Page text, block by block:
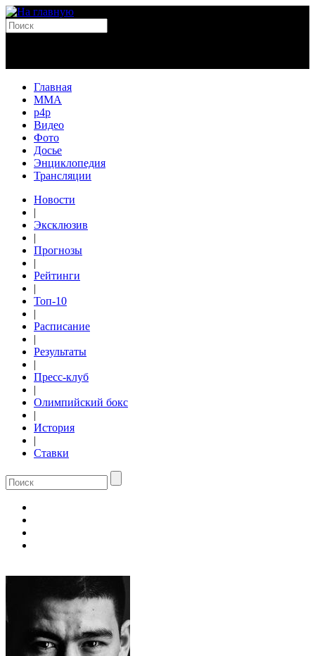
Главная
MMA
p4p
Видео
Фото
Досье
Энциклопедия
Трансляции
Новости
|
Эксклюзив
|
Прогнозы
|
Рейтинги
|
Топ-10
|
Расписание
|
Результаты
|
Пресс-клуб
|
Олимпийский бокс
|
История
|
Ставки